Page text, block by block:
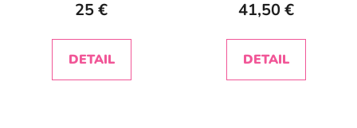
25 €
DETAIL
41,50 €
DETAIL